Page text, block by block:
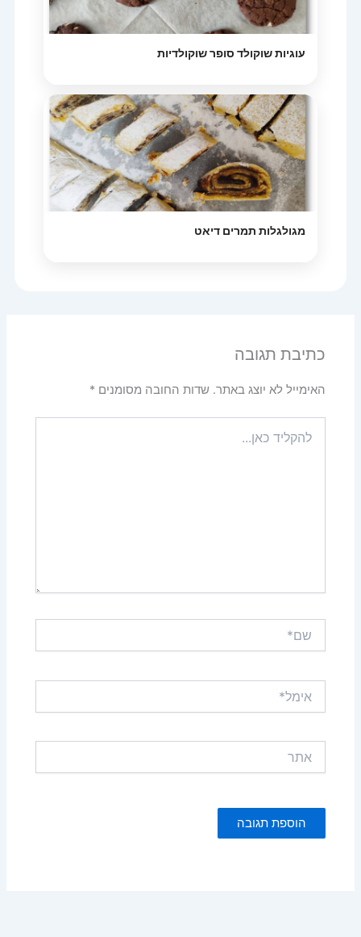
עוגיות שוקולד סופר שוקולדיות
מגולגלות תמרים דיאט
כתיבת תגובה
האימייל לא יוצג באתר. שדות החובה מסומנים*
כאן...